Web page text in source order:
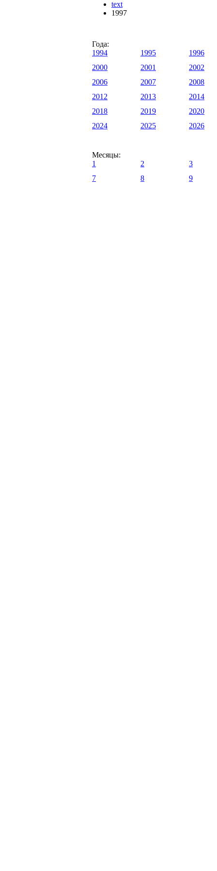
text
1997
Года:
1994
1995
1996
2000
2001
2002
2006
2007
2008
2012
2013
2014
2018
2019
2020
2024
2025 2026
Месяцы:
1
2
3
7
8 9